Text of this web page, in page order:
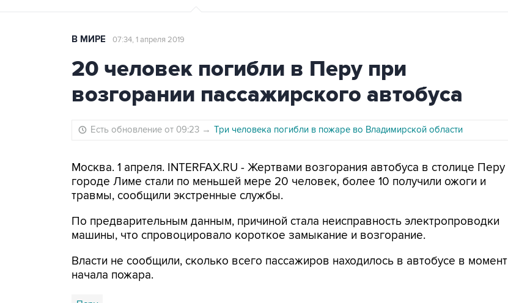
В МИРЕ 07:34, 1 апреля 2019
20 человек погибли в Перу при
возгорании пассажирского автобуса
Есть обновление от 09:23 → Три человека погибли в пожаре во Владимирской области
Москва. 1 апреля. INTERFAX.RU - Жертвами возгорания автобуса в столице Перу
городе Лиме стали по меньшей мере 20 человек, более 10 получили ожоги и
травмы, сообщили экстренные службы.
По предварительным данным, причиной стала неисправность электропроводки
машины, что спровоцировало короткое замыкание и возгорание.
Власти не сообщили, сколько всего пассажиров находилось в автобусе в момент
начала пожара.